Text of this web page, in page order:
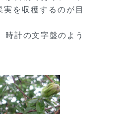
を収穫するのが目
時計の文字盤のよう